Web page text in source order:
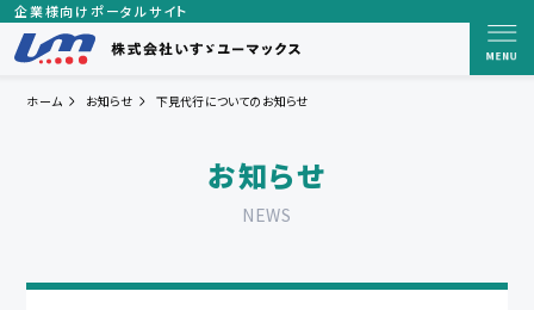
企業様向けポータルサイト
ホーム お知らせ 下見代行についてのお知らせ
お知らせ
NEWS